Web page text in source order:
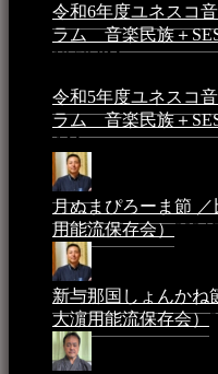
令和6年度ユネスコ
ラム 音楽民族＋
10:50 PM
令和5年度ユネスコ
ラム 音楽民族＋
AM
月ぬまぴろーま節
用能流保存会）2024
新与那国しょんかね
大濵用能流保存会）